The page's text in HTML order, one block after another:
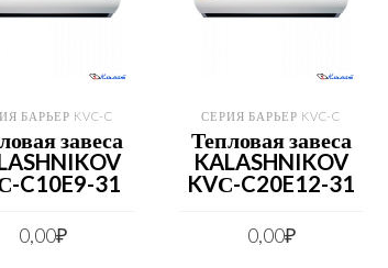
БАРЬЕР KVC-C
завеса
C10E9-31
0,00₽
СЕРИЯ БАРЬЕР KVC-C
Тепловая завеса
KALASHNIKOV
KVС-C20E12-31
0,00₽